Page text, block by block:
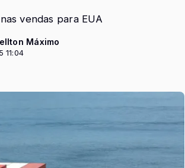
vendas para EUA
Máximo
11:04